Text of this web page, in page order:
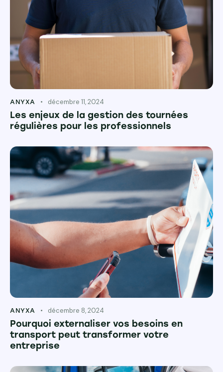
ANYXA décembre 11, 2024
Les enjeux de la gestion des tournées
régulières pour les professionnels
ANYXA décembre 8, 2024
Pourquoi externaliser vos besoins en
transport peut transformer votre
entreprise